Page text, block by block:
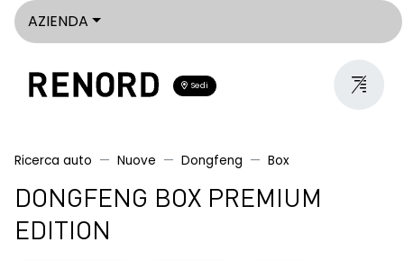
AZIENDA
Sedi
Ricerca auto Nuove Dongfeng Box
DONGFENG BOX PREMIUM
EDITION